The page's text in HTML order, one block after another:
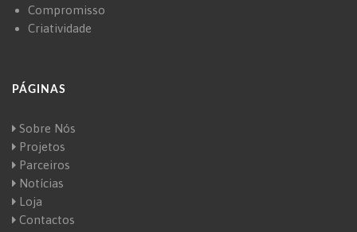
Compromisso
Criatividade
PÁGINAS
Sobre Nós
Projetos
Parceiros
Notícias
Loja
Contactos